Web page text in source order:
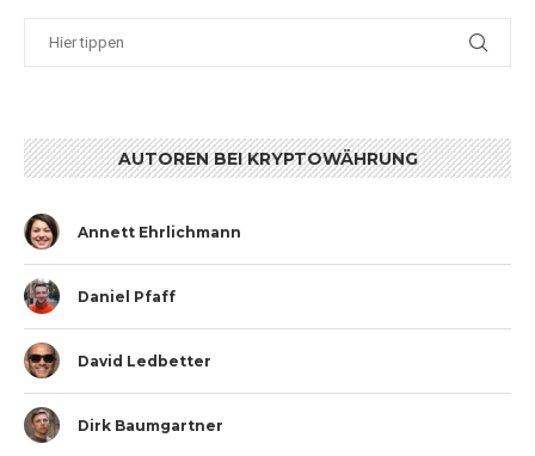
AUTOREN BEI KRYPTOWÄHRUNG
Annett Ehrlichmann
Daniel Pfaff
David Ledbetter
Dirk Baumgartner